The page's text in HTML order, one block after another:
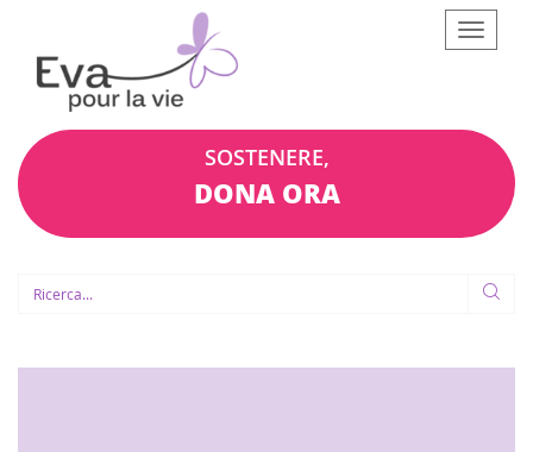
Afficher
le
SOSTENERE,
DONA ORA